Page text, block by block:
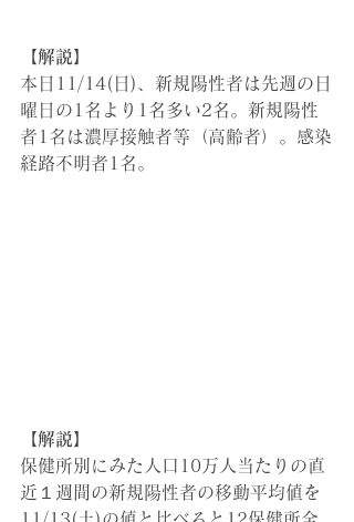
【解説】
本日11/14(日)、 新規陽性者は先週の日
曜日の1名より1名多い2名。新規陽性
者1名は濃厚接触者等（高齢者）。感染
経路不明者1名。
【解説】
保健所別にみた人口10万人当たりの直
近１週間の新規陽性者の移動平均値を